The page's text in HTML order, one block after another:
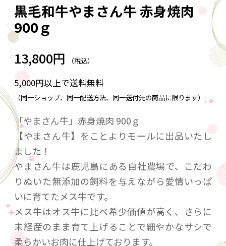
黒毛和牛やまさん牛 赤身焼肉
900ｇ
13,800円 （税込）
5,000円以上で送料無料
（同一ショップ、同一配送方法、同一送付先の商品に限ります）
「やまさん牛」赤身焼肉 900ｇ
【やまさん牛】をことよりモールに出品いたし
ました！
やまさん牛は鹿児島にある自社農場で、こだわ
りぬいた無添加の飼料を与えながら愛情いっぱ
いに育てたメス牛です。
メス牛はオス牛に比べ希少価値が高く、さらに
未経産のまま育て上げることで細やかなサシで
柔らかいお肉に仕上げております。